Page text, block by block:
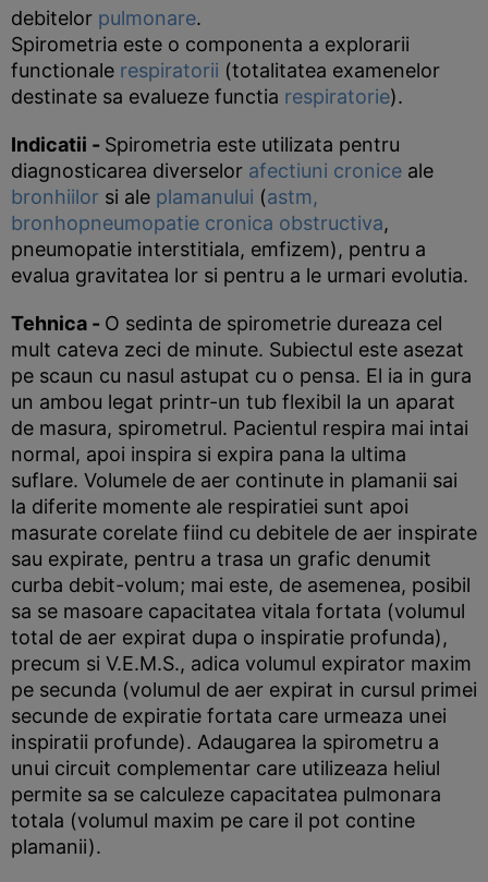
debitelor pulmonare.
Spirometria este o componenta a explorarii
functionale respiratorii (totalitatea examenelor
destinate sa evalueze functia respiratorie).
Indicatii - Spirometria este utilizata pentru
diagnosticarea diverselor afectiuni cronice ale
bronhiilor si ale plamanului (astm,
bronhopneumopatie cronica obstructiva,
pneumopatie interstitiala, emfizem), pentru a
evalua gravitatea lor si pentru a le urmari evolutia.
Tehnica - O sedinta de spirometrie dureaza cel
mult cateva zeci de minute. Subiectul este asezat
pe scaun cu nasul astupat cu o pensa. El ia in gura
un ambou legat printr-un tub flexibil la un aparat
de masura, spirometrul. Pacientul respira mai intai
normal, apoi inspira si expira pana la ultima
suflare. Volumele de aer continute in plamanii sai
la diferite momente ale respiratiei sunt apoi
masurate corelate fiind cu debitele de aer inspirate
sau expirate, pentru a trasa un grafic denumit
curba debit-volum; mai este, de asemenea, posibil
sa se masoare capacitatea vitala fortata (volumul
total de aer expirat dupa o inspiratie profunda),
precum si V.E.M.S., adica volumul expirator maxim
pe secunda (volumul de aer expirat in cursul primei
secunde de expiratie fortata care urmeaza unei
inspiratii profunde). Adaugarea la spirometru a
unui circuit complementar care utilizeaza heliul
permite sa se calculeze capacitatea pulmonara
totala (volumul maxim pe care il pot contine
plamanii).